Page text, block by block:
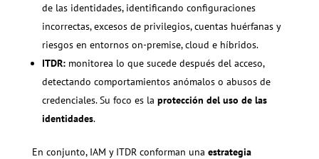
de las identidades, identificando configuraciones
incorrectas, excesos de privilegios, cuentas huérfanas y
riesgos en entornos on-premise, cloud e híbridos.
ITDR:monitorea lo que sucede después del acceso,
detectando comportamientos anómalos o abusos de
credenciales. Su foco es la protección del uso de las
identidades.
En conjunto, IAM y ITDR conforman una estrategia